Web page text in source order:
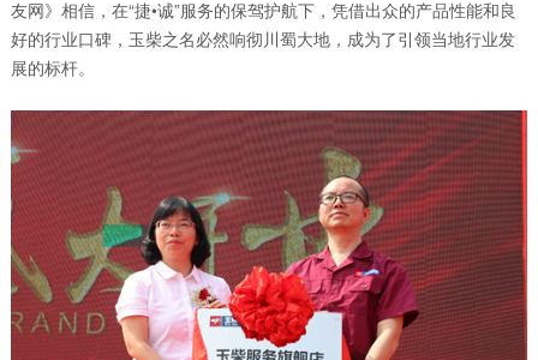
友网》相信，在“捷•诚”服务的保驾护航下，凭借出众的产品性能和良
好的行业口碑，玉柴之名必然响彻川蜀大地，成为了引领当地行业发
展的标杆。